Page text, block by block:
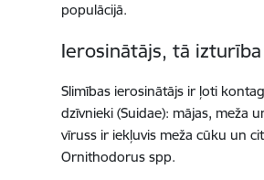
populācijā.
Ierosinātājs, tā izturība
Slimības ierosinātājs ir ļoti
dzīvnieki (Suidae): mājas, meža
vīruss ir iekļuvis meža cūku un
Ornithodorus spp.